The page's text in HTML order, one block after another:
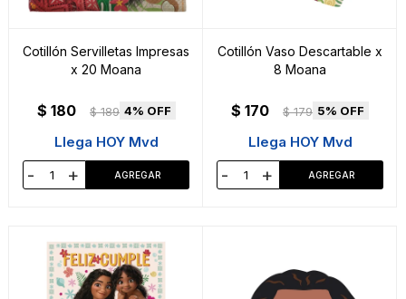
Cotillón Servilletas Impresas
x 20 Moana
$ 180 $ 189 4
Llega HOY Mvd
- +
Cotillón Vaso Descartable x
8 Moana
$ 170 $ 179 5
Llega HOY Mvd
- +